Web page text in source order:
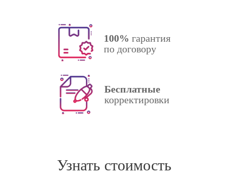
100% гарантия
по договору
Бесплатные
корректировки
Узнать стоимость